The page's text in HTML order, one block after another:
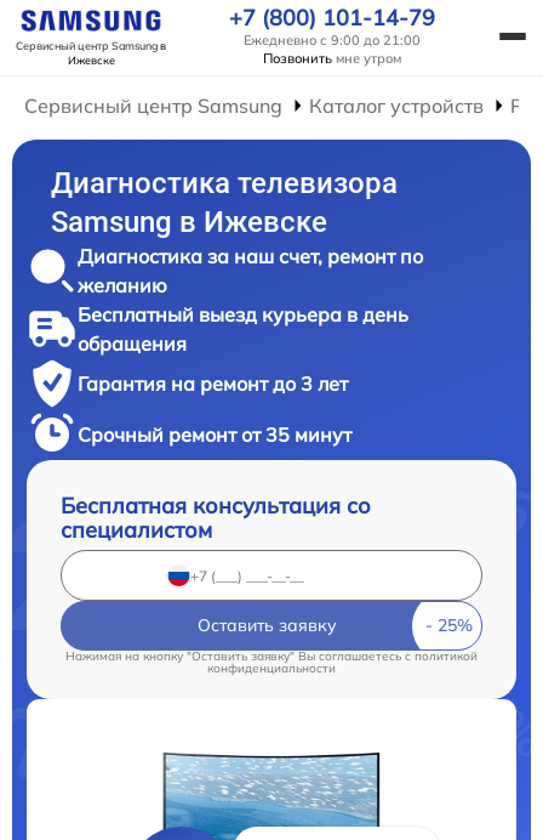
Сервисный центр Samsungв
Ижевске
+7 (800) 101-14-79
Ежедневно с 9:00 до 21:00
Позвонить мне утром
Сервисный центр Samsung Каталог устройств
Диагностика телевизора
Samsung в Ижевске
Диагностика за наш счет, ремонт по
желанию
Бесплатный выезд курьера в день
обращения
Гарантия на ремонт до 3 лет
Срочный ремонт от 35 минут
Бесплатная консультация со
специалистом
Оставить заявку
Нажимая на кнопку "Оставить заявку" Вы соглашаетесь c политикой
конфиденциальности